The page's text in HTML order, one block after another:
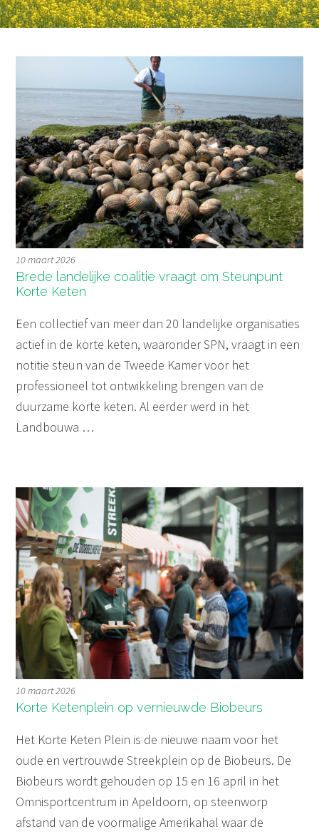
10 maart 2026
Brede landelijke coalitie vraagt om Steunpunt
Korte Keten
Een collectief van meer dan 20 landelijke organisaties
actief in de korte keten, waaronder SPN, vraagt in een
notitie steun van de Tweede Kamer voor het
professioneel tot ontwikkeling brengen van de
duurzame korte keten. Al eerder werd in het
Landbouwa …
10 maart 2026
Korte Ketenplein op vernieuwde Biobeurs
Het Korte Keten Plein is de nieuwe naam voor het
oude en vertrouwde Streekplein op de Biobeurs. De
Biobeurs wordt gehouden op 15 en 16 april in het
Omnisportcentrum in Apeldoorn, op steenworp
afstand van de voormalige Amerikahal waar de